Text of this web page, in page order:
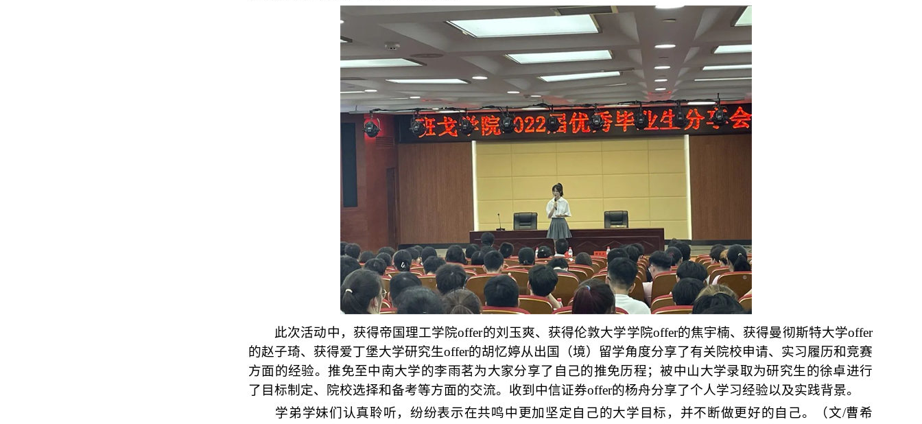
此次活动中，获得帝国理工学院offer的刘玉爽、获得伦敦大学学院offer的焦宇楠、获得曼彻斯特大学offer
的赵子琦、获得爱丁堡大学研究生offer的胡忆婷从出国 （境） 留学角度分享了有关院校申请、实习履历和竞赛
方面的经验。推免至中南大学的李雨茗为大家分享了自己的推免历程；被中山大学录取为研究生的徐卓进行
了目标制定、院校选择和备考等方面的交流。收到中信证券offer的杨舟分享了个人学习经验以及实践背景。
学弟学妹们认真聆听，纷纷表示在共鸣中更加坚定自己的大学目标，并不断做更好的自己。 （文/曹希